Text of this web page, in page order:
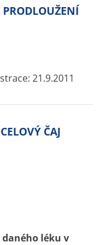
21.9.2011
ČAJ
léku v